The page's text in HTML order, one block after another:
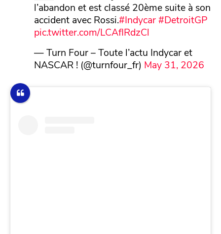
l’abandon et est classé 20ème suite à son
accident avec Rossi.#Indycar #DetroitGP
pic.twitter.com/LCAfIRdzCl
— Turn Four – Toute l’actu Indycar et
NASCAR ! (@turnfour_fr) May 31, 2026